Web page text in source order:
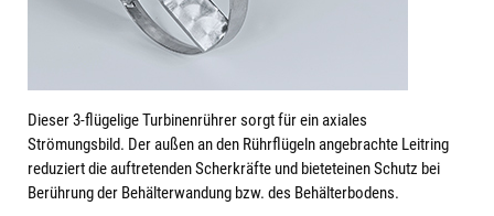
Dieser 3-flügelige Turbinenrührer sorgt für ein axiales
Strömungsbild. Der außen an den Rührflügeln angebrachte Leitring
reduziert die auftretenden Scherkräfte und bieteteinen Schutz bei
Berührung der Behälterwandung bzw. des Behälterbodens.